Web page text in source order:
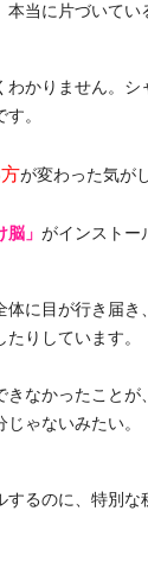
本当に片づいてい
わかりません。
。
が変わった気が
脳」 がインストー
体に目が行き届き
りしています。
きなかったことが
ゃないみたい。
するのに、特別な